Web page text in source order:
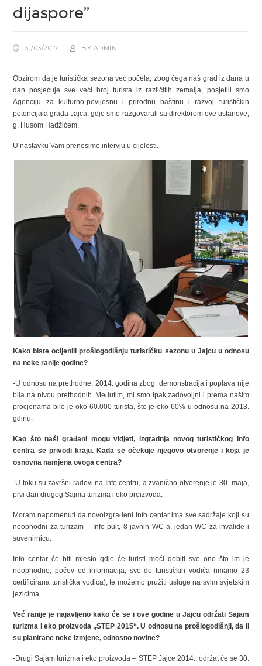
dijaspore”
31/03/2017 BY ADMIN
Obzirom da je turistička sezona već počela, zbog čega naš grad iz dana u
dan posjećuje sve veći broj turista iz različitih zemalja, posjetili smo
Agenciju za kulturno-povijesnu i prirodnu baštinu i razvoj turističkih
potencijala grada Jajca, gdje smo razgovarali sa direktorom ove ustanove,
g. Husom Hadžićem.
U nastavku Vam prenosimo intervju u cijelosti.
Kako biste ocijenili prošlogodišnju turističku sezonu u Jajcu u odnosu
na neke ranije godine?
-U odnosu na prethodne, 2014. godina zbog demonstracija i poplava nije
bila na nivou prethodnih. Međutim, mi smo ipak zadovoljni i prema našim
procjenama bilo je oko 60.000 turista, što je oko 60% u odnosu na 2013.
gdinu.
Kao što naši građani mogu vidjeti, izgradnja novog turističkog Info
centra se privodi kraju. Kada se očekuje njegovo otvorenje i koja je
osnovna namjena ovoga centra?
-U toku su završni radovi na Info centru, a zvanično otvorenje je 30. maja,
prvi dan drugog Sajma turizma i eko proizvoda.
Moram napomenuti da novoizgrađeni Info centar ima sve sadržaje koji su
neophodni za turizam – Info pult, 8 javnih WC-a, jedan WC za invalide i
suvenirnicu.
Info centar će biti mjesto gdje će turisti moći dobiti sve ono što im je
neophodno, počev od informacija, sve do turističkih vodića (imamo 23
certificirana turistička vodića), te možemo pružiti usluge na svim svjetskim
jezicima.
Već ranije je najavljeno kako će se i ove godine u Jajcu održati Sajam
turizma i eko proizvoda „STEP 2015“. U odnosu na prošlogodišnji, da li
su planirane neke izmjene, odnosno novine?
-Drugi Sajam turizma i eko proizvoda – STEP Jajce 2014., održat će se 30.